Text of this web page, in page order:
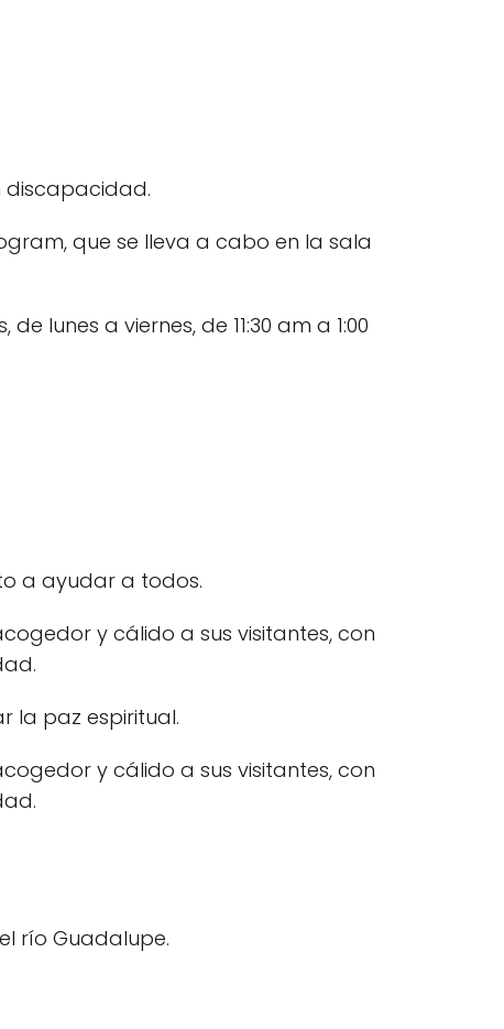
discapacidad.
que se lleva a cabo en la sala
lunes a viernes, de 11:30 am a 1:00
a ayudar a todos.
y cálido a sus visitantes, con
la paz espiritual.
y cálido a sus visitantes, con
río Guadalupe.